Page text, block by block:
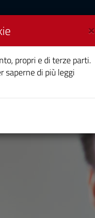
×
propri e di terze parti.
saperne di più leggi